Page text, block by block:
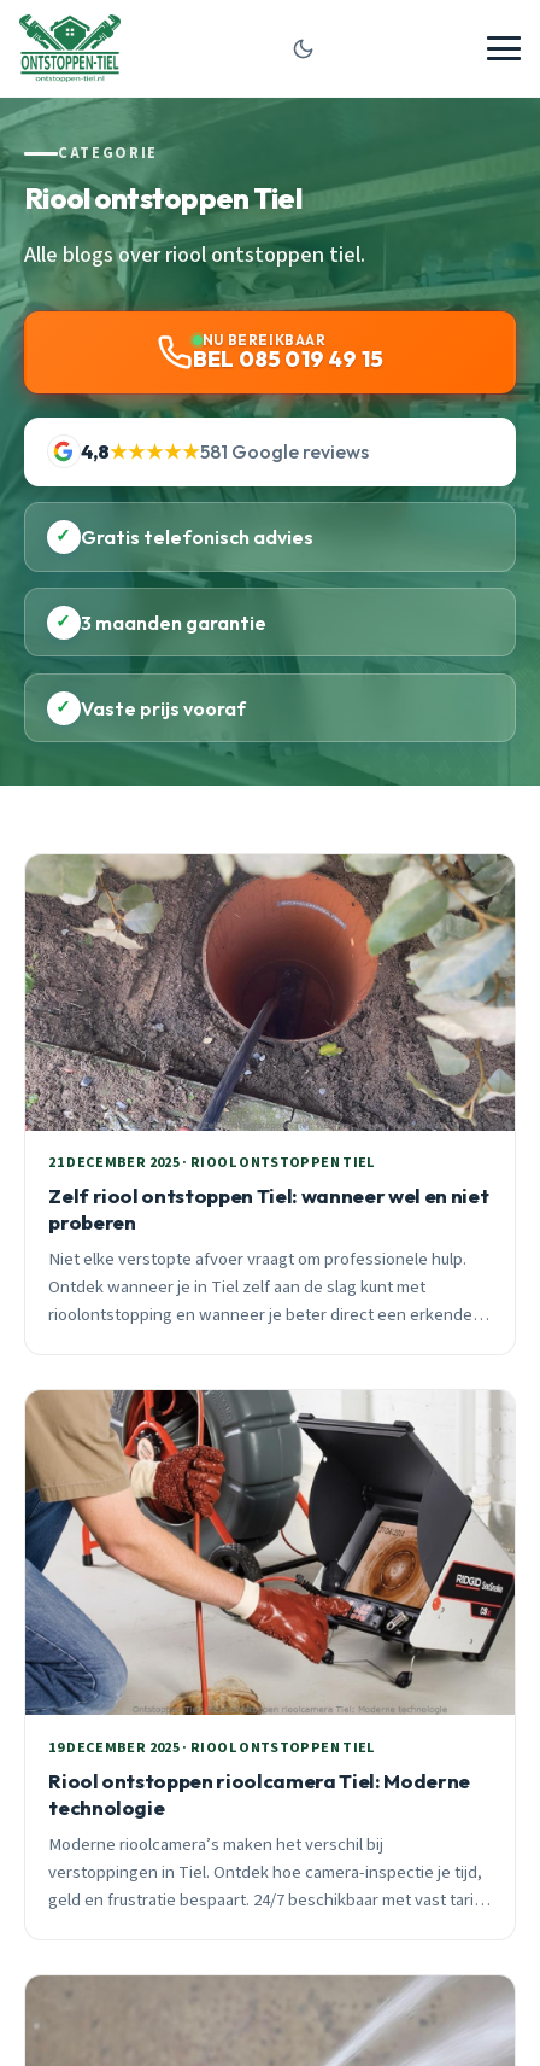
CATEGORIE
Riool ontstoppen Tiel
Alle blogs over riool ontstoppen tiel.
NU BEREIKBAAR
BEL 085 019 49 15
4,8★★★★★581 Google reviews
✓ Gratis telefonisch advies
✓ 3 maanden garantie
✓ Vaste prijs vooraf
21 DECEMBER 2025 · RIOOL ONTSTOPPEN TIEL
Zelf riool ontstoppen Tiel: wanneer wel en niet
proberen
Niet elke verstopte afvoer vraagt om professionele hulp.
Ontdek wanneer je in Tiel zelf aan de slag kunt met
rioolontstopping en wanneer je beter direct een erkende
19 DECEMBER 2025 · RIOOL ONTSTOPPEN TIEL
Riool ontstoppen rioolcamera Tiel: Moderne
technologie
Moderne rioolcamera’s maken het verschil bij
verstoppingen in Tiel. Ontdek hoe camera-inspectie je tijd,
geld en frustratie bespaart. 24/7 beschikbaar met vast tarief